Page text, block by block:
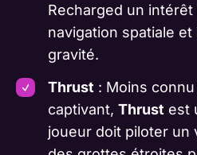
Recharged un
navigation spatiale
gravité.
Thrust: Moins connu
captivant, Thrustest
joueur doit piloter un